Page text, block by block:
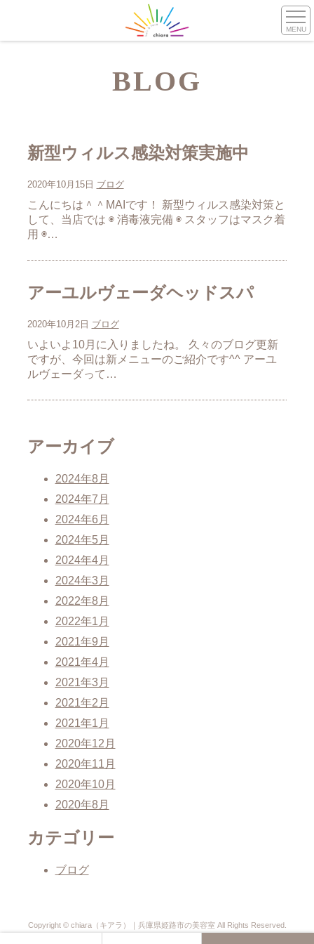
MENU
BLOG
新型ウィルス感染対策実施中
2020年10月15日 ブログ
こんにちは＾＾MAIです！ 新型ウィルス感染対策と
して、当店では ◉ 消毒液完備 ◉ スタッフはマスク着
用 ◉…
アーユルヴェーダヘッドスパ
2020年10月2日 ブログ
いよいよ10月に入りましたね。 久々のブログ更新
ですが、今回は新メニューのご紹介です^^ アーユ
ルヴェーダって…
アーカイブ
2024年8月
2024年7月
2024年6月
2024年5月
2024年4月
2024年3月
2022年8月
2022年1月
2021年9月
2021年4月
2021年3月
2021年2月
2021年1月
2020年12月
2020年11月
2020年10月
2020年8月
カテゴリー
ブログ
Copyright © chiara（キアラ）｜兵庫県姫路市の美容室 All Rights Reserved.